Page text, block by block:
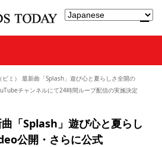
ビミ） 最新曲「Splash」遊び心と夏らしさ全開の
チャンネルにて24時間ループ配信の実施決定
「Splash」遊び心と夏らし
公開・さらに公式